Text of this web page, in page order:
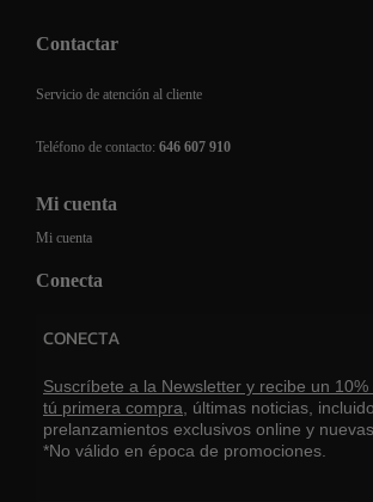
Contactar
Servicio de atención al cliente
Teléfono de contacto: 646 607 910
Mi cuenta
Mi cuenta
Conecta
CONECTA
Suscríbete a la Newsletter y recibe un
tú primera compra,
últimas noticias,
prelanzamientos exclusivos online y
*No válido en época de promociones.